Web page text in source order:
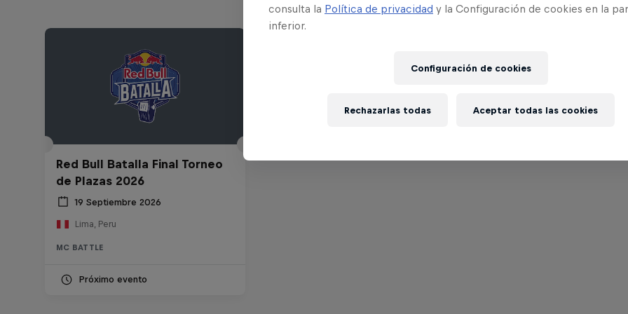
Red Bull Batalla Final Torneo
de Plazas 2026
19 Septiembre 2026
Lima, Peru
MC BATTLE
Próximo evento
consulta la Política de privacidad y la Configuración de cookies en la
inferior.
Configuración de cookies
Rechazarlas todas Aceptar todas las cookies